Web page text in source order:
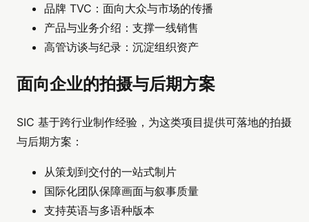
品牌 TVC：面向大众与市场的传播
产品与业务介绍：支撑一线销售
高管访谈与纪录：沉淀组织资产
面向企业的拍摄与后期方案
SIC 基于跨行业制作经验，为这类项目提供可落地的拍摄
与后期方案：
从策划到交付的一站式制片
国际化团队保障画面与叙事质量
支持英语与多语种版本